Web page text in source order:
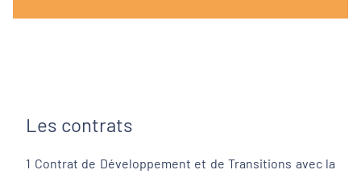
Les contrats
1 Contrat de Développement et de Transitions avec la